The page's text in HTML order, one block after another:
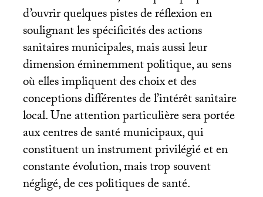
d’ouvrir quelques pistes de réflexion en
soulignant les spécificités des actions
sanitaires municipales, mais aussi leur
dimension éminemment politique, au sens
où elles impliquent des choix et des
conceptions différentes de l’intérêt sanitaire
local. Une attention particulière sera portée
aux centres de santé municipaux, qui
constituent un instrument privilégié et en
constante évolution, mais trop souvent
négligé, de ces politiques de santé.